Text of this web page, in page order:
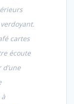
cartes
écoute